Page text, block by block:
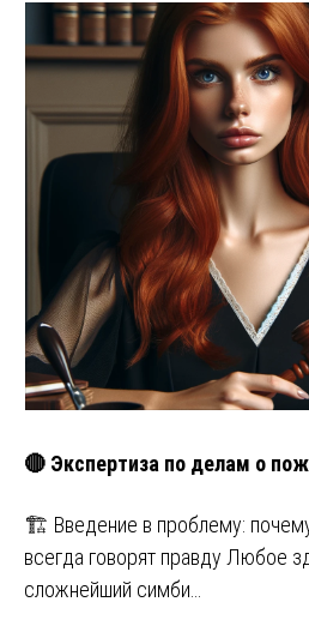
🔴 Экспертиза по делам о
🏗️ Введение в проблему:
всегда говорят правду Любое
сложнейший симби…